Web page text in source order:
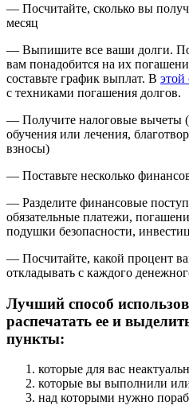
— Посчитайте, сколько вы
месяц
— Выпишите все ваши долги.
вам понадобится на их
составьте график выплат. В этой
с техниками погашения долгов.
— Получите налоговые вычеты
обучения или лечения,
взносы)
— Поставьте несколько
— Разделите финансовые
обязательные платежи,
подушки безопасности,
— Посчитайте, какой процент
откладывать с каждого
Лучший способ
распечатать ее и
пункты:
которые для вас
которые вы выполнили
над которыми нужно